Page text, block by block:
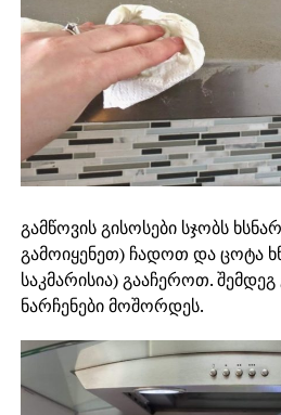
გამწოვის გისოსები სჯობს
გამოიყენეთ) ჩადოთ და ცოტა
საკმარისია) გააჩეროთ.
ნარჩენები მოშორდეს.